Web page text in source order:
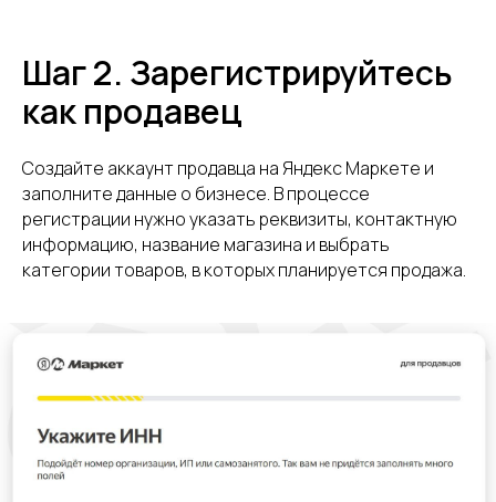
Шаг 2. Зарегистрируйтесь
как продавец
Создайте аккаунт продавца на Яндекс Маркете и
заполните данные о бизнесе. В процессе
регистрации нужно указать реквизиты, контактную
информацию, название магазина и выбрать
категории товаров, в которых планируется продажа.